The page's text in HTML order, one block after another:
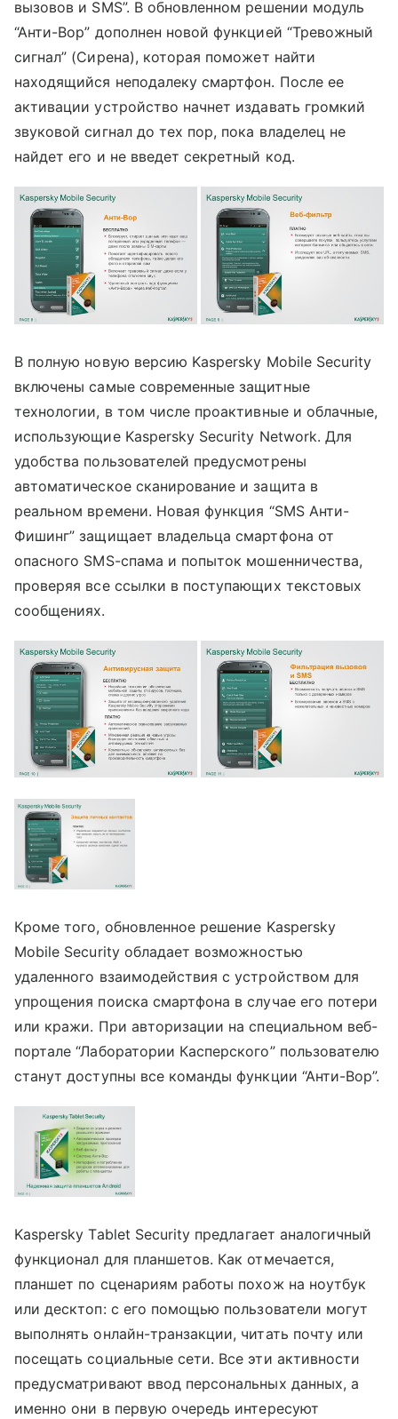
вызовов и SMS”. В обновленном решении модуль
“Анти-Вор” дополнен новой функцией “Тревожный
сигнал” (Сирена), которая поможет найти
находящийся неподалеку смартфон. После ее
активации устройство начнет издавать громкий
звуковой сигнал до тех пор, пока владелец не
найдет его и не введет секретный код.
В полную новую версию Kaspersky Mobile Security
включены самые современные защитные
технологии, в том числе проактивные и облачные,
использующие Kaspersky Security Network. Для
удобства пользователей предусмотрены
автоматическое сканирование и защита в
реальном времени. Новая функция “SMS Анти-
Фишинг” защищает владельца смартфона от
опасного SMS-спама и попыток мошенничества,
проверяя все ссылки в поступающих текстовых
сообщениях.
Кроме того, обновленное решение Kaspersky
Mobile Security обладает возможностью
удаленного взаимодействия с устройством для
упрощения поиска смартфона в случае его потери
или кражи. При авторизации на специальном веб-
портале “Лаборатории Касперского” пользователю
станут доступны все команды функции “Анти-Вор”.
Kaspersky Tablet Security предлагает аналогичный
функционал для планшетов. Как отмечается,
планшет по сценариям работы похож на ноутбук
или десктоп: с его помощью пользователи могут
выполнять онлайн-транзакции, читать почту или
посещать социальные сети. Все эти активности
предусматривают ввод персональных данных, а
именно они в первую очередь интересуют